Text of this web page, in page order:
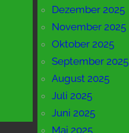
Dezember 2025
November 2025
Oktober 2025
September 2025
August 2025
Juli 2025
Juni 2025
Mai 2025